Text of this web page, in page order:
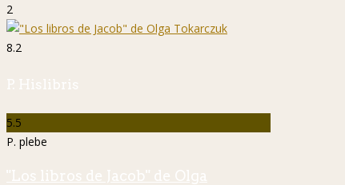
2
8.2
P. Hislibris
5.5
P. plebe
"Los libros de Jacob" de Olga